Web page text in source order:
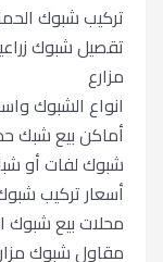
تركيب شبوك
تقصيل شبوك
مزارع
انواع الشبوك
أماكن بيع شبك
شبوك لفات أو
أسعار تركيب
محلات بيع شبوك
مقاول شبوك